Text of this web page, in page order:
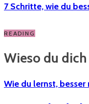
7 Schritte, wie du
READING
Wieso du
Wie du lernst, besser